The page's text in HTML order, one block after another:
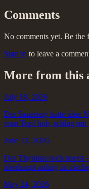
Comments
No comments yet. Be the
Sign in to leave a
More from this
July 18, 2026
Der Sauerteig hatte über
vom Topf hob, schlug mir
June 12, 2026
Der Thymian roch zuerst
überhaupt anfing zu
May 24, 2026